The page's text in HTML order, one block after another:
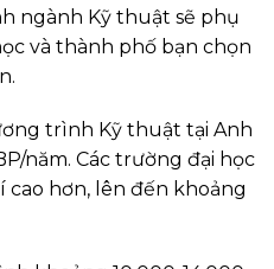
ngành Kỹ thuật sẽ phụ
và thành phố bạn chọn
trình Kỹ thuật tại Anh
năm. Các trường đại học
hơn, lên đến khoảng